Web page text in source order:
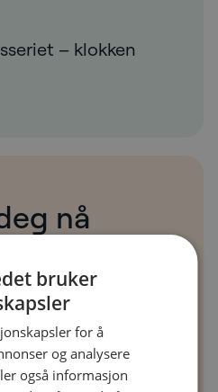
– klokken
nå
på lunsj, tirsdag 27.
blir med oss for å
ideer.
bruker
for å
og analysere
også informasjon